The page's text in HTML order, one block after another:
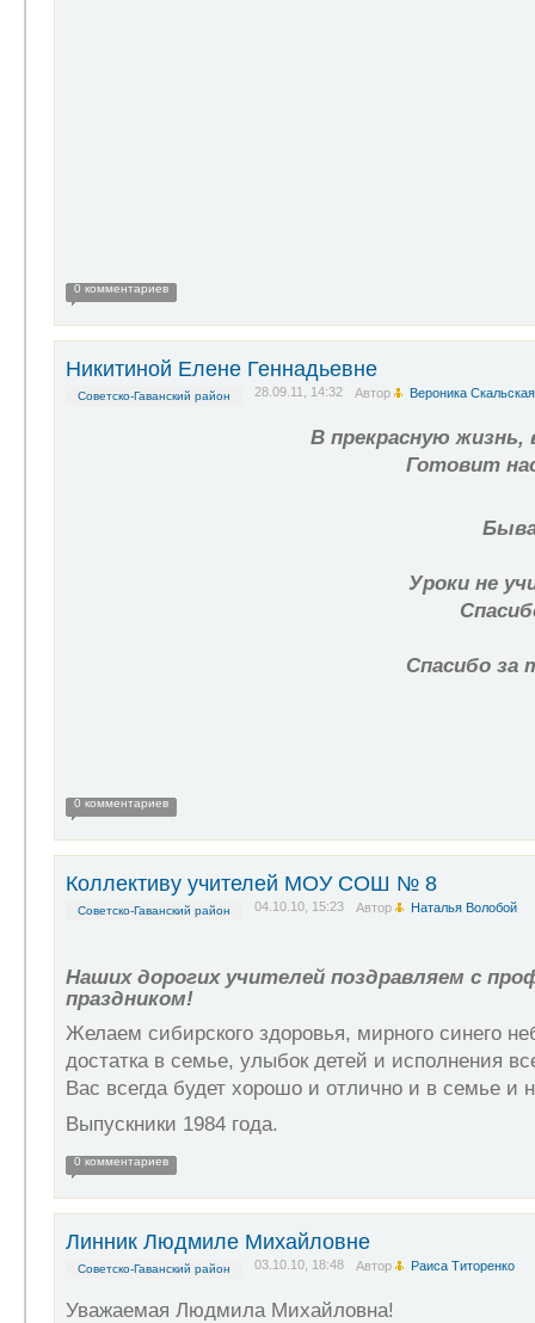
0 комментариев
Никитиной Елене Геннадьевне
Советско-Гаванский район 28.09.11, 14:32 Автор Вероника Скальская
В прекрасную
Готовит
Уроки не
Спасибо
0 комментариев
Коллективу учителей МОУ СОШ № 8
Советско-Гаванский район 04.10.10, 15:23 Автор Наталья Волобой
Наших дорогих учителей поздравляем с
праздником!
Желаем сибирского здоровья, мирного синего
достатка в семье, улыбок детей и исполнения
Вас всегда будет хорошо и отлично и в семье и
Выпускники 1984 года.
0 комментариев
Линник Людмиле Михайловне
Советско-Гаванский район 03.10.10, 18:48 Автор Раиса Титоренко
Уважаемая Людмила Михайловна!